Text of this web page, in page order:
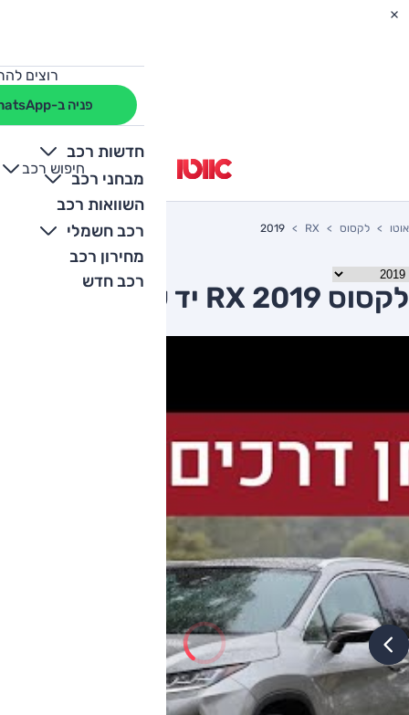
רוצים
פניה ב-WhatsApp
חדשות רכב
מבחני רכב
השוואות רכב
רכב חשמלי
מחירון רכב
רכב חדש
חיפוש רכב
+
-
אוטו לקסוס RX
2019
לקסוס RX 2019 יד שניה